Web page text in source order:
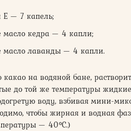
Е — 7 капель;
масло кедра — 4 капли;
масло лаванды — 4 капли.
какао на водяной бане,
до той же температуры
воду, взбивая мини-
чтобы жирная и водная
— 40°С.)